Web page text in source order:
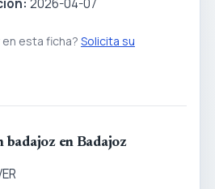
2026-04-07
esta ficha? Solicita su
en Badajoz